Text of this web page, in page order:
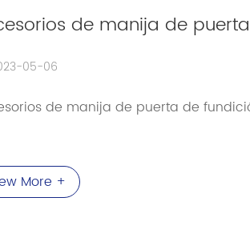
de manija de
05-06
de manija de puerta de
More +